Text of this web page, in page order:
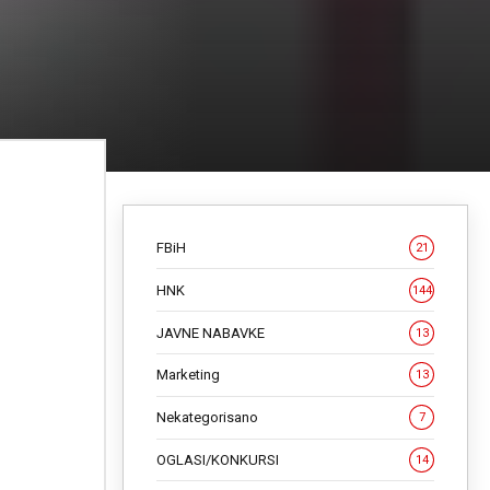
FBiH 21
HNK 144
JAVNE NABAVKE 13
Marketing 13
Nekategorisano 7
OGLASI/KONKURSI 14